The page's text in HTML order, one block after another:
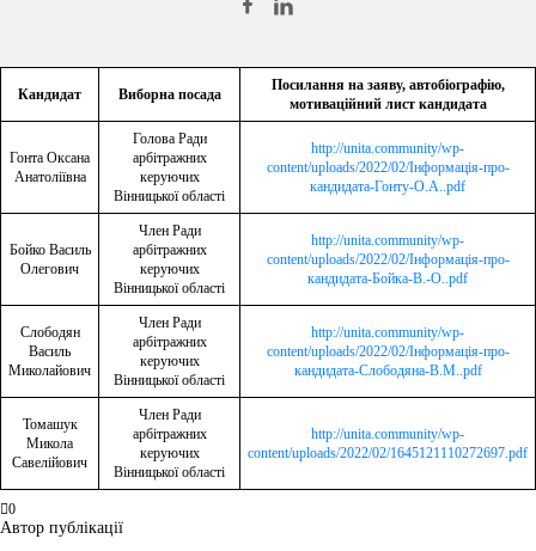
Кандидат Виборна посада
Посилання на заяву, автобіографію,
мотиваційний лист кандидата
Гонта Оксана
Анатоліївна
Голова Ради
арбітражних
керуючих
Вінницької області
http://unita.community/wp-
content/uploads/2022/02/Інформація-про-
кандидата-Гонту-О.А..pdf
Бойко Василь
Олегович
Член Ради
арбітражних
керуючих
Вінницької області
http://unita.community/wp-
content/uploads/2022/02/Інформація-про-
кандидата-Бойка-В.-О..pdf
Слободян
Василь
Миколайович
Член Ради
арбітражних
керуючих
Вінницької області
http://unita.community/wp-
content/uploads/2022/02/Інформація-про-
кандидата-Слободяна-В.М..pdf
Томашук
Микола
Савелійович
Член Ради
арбітражних
керуючих
Вінницької області
http://unita.community/wp-
content/uploads/2022/02/1645121110272697.pdf
0
Автор публікації